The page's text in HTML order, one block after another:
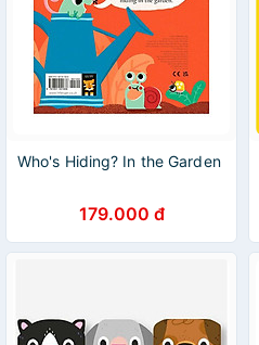
Who's Hiding? In the Garden
179.000 đ